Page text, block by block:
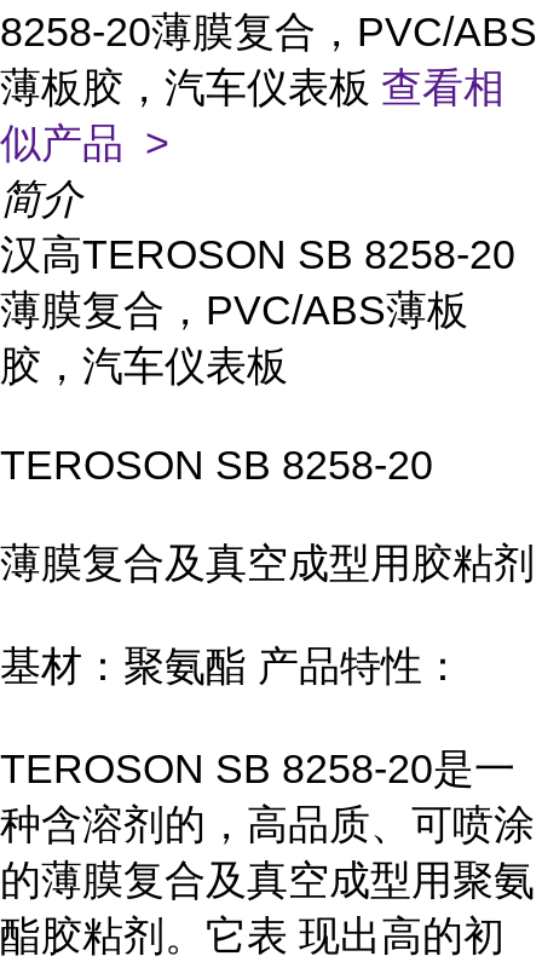
8258-20薄膜复合，PVC/ABS
薄板胶，汽车仪表板 查看相
似产品 >
简介
汉高TEROSON SB 8258-20
薄膜复合，PVC/ABS薄板
胶，汽车仪表板
TEROSON SB 8258-20
薄膜复合及真空成型用胶粘剂
基材：聚氨酯 产品特性：
TEROSON SB 8258-20是一
种含溶剂的，高品质、可喷涂
的薄膜复合及真空成型用聚氨
酯胶粘剂。它表 现出高的初